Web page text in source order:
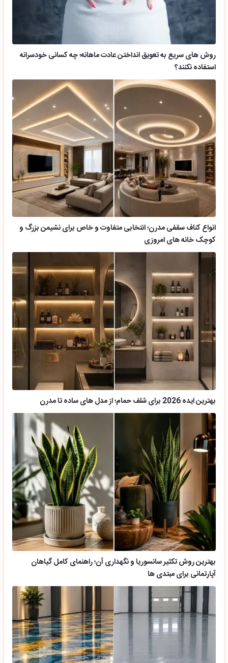
روش های سریع به تعویق انداختن عادت ماهانه؛ چه کسانی خودسرانه
استفاده نکنند؟
انواع کناف سقفی مدرن؛ انتخابی متفاوت و خاص برای نشیمن بزرگ و
کوچک خانه های امروزی
بهترین ایده 2026 برای شلف حمام؛ از مدل های ساده تا مدرن
بهترین روش تکثیر سانسوریا و نگهداری آن؛ راهنمای کامل گیاهان
آپارتمانی برای مبتدی ها